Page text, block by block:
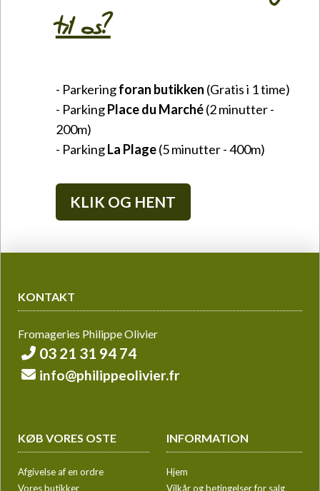
til os?
- Parkeringforan butikken (Gratis i 1 time)
- ParkingPlace du Marché(2 minutter -
200m)
- ParkingLa Plage(5 minutter - 400m)
KLIK OG HENT
KONTAKT
Fromageries Philippe Olivier
03 21 31 94 74
info@philippeolivier.fr
KØB VORES OSTE
Afgivelse af en ordre
Vores butikker
INFORMATION
Hjem
Vilkår og betingelser for salg